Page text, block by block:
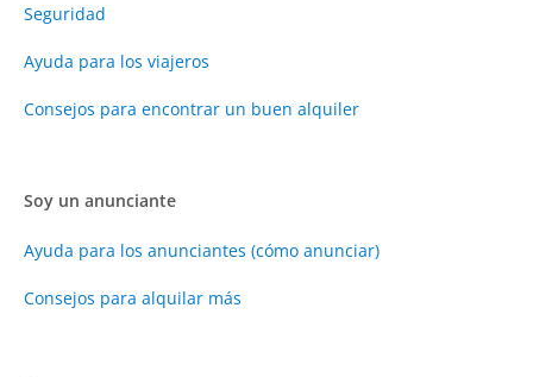
Seguridad
Ayuda para los viajeros
Consejos para encontrar un buen alquiler
Soy un anunciante
Ayuda para los anunciantes (cómo anunciar)
Consejos para alquilar más